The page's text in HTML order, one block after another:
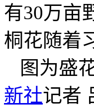
有30万亩
桐花随着
图为盛
新社记者